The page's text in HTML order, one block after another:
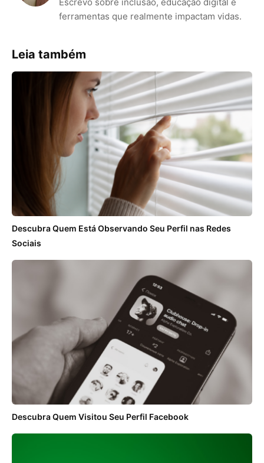
ferramentas que realmente impactam vidas.
Leia também
Descubra Quem Está Observando Seu Perfil nas Redes
Sociais
Descubra Quem Visitou Seu Perfil Facebook